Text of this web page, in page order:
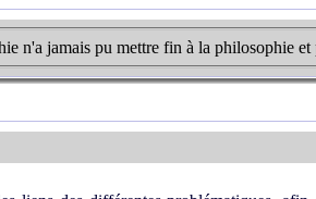
n'a jamais pu mettre fin à la philosophie